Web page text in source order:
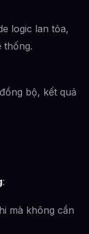
logic lan tỏa,
thống.
bộ, kết quả
:
mà không cần